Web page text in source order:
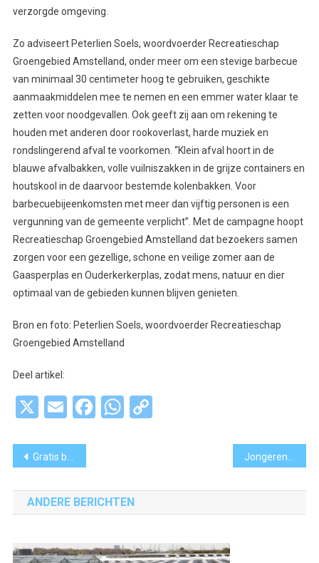
verzorgde omgeving.
Zo adviseert Peterlien Soels, woordvoerder Recreatieschap
Groengebied Amstelland, onder meer om een stevige barbecue
van minimaal 30 centimeter hoog te gebruiken, geschikte
aanmaakmiddelen mee te nemen en een emmer water klaar te
zetten voor noodgevallen. Ook geeft zij aan om rekening te
houden met anderen door rookoverlast, harde muziek en
rondslingerend afval te voorkomen. “Klein afval hoort in de
blauwe afvalbakken, volle vuilniszakken in de grijze containers en
houtskool in de daarvoor bestemde kolenbakken. Voor
barbecuebijeenkomsten met meer dan vijftig personen is een
vergunning van de gemeente verplicht”. Met de campagne hoopt
Recreatieschap Groengebied Amstelland dat bezoekers samen
zorgen voor een gezellige, schone en veilige zomer aan de
Gaasperplas en Ouderkerkerplas, zodat mens, natuur en dier
optimaal van de gebieden kunnen blijven genieten.
Bron en foto: Peterlien Soels, woordvoerder Recreatieschap
Groengebied Amstelland
Deel artikel:
X EmailFacebook
WhatsApp
Copy
Bericht
navigatie
Gratis balansmetingen voor ouderen in Aalsmeer
ANDERE BERICHTEN